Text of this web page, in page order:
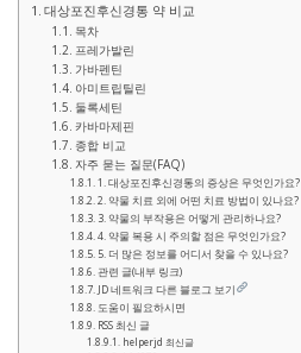
대상포진후신경통 약 비교
목차
프레가발린
가바펜틴
아미트립틸린
둘록세틴
카바마제핀
종합 비교
자주 묻는 질문(FAQ)
1. 대상포진후신경통의 증상은 무엇인가요?
2. 약물 치료 외에 어떤 치료 방법이 있나요?
3. 약물의 부작용은 어떻게 관리하나요?
4. 약물 복용 시 주의할 점은 무엇인가요?
5. 더 많은 정보를 어디서 찾을 수 있나요?
관련 글(내부 링크)
JD 네트워크 다른 블로그 보기
도움이 필요하시면
RSS 최신 글
helperjd 최신글